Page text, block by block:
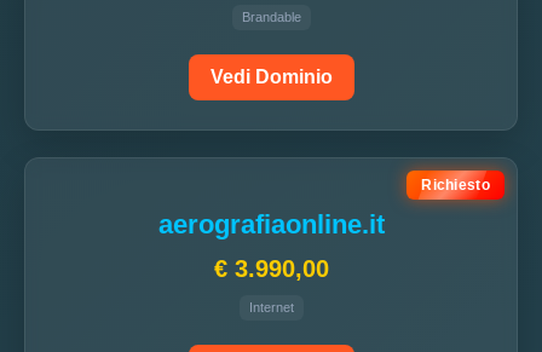
Brandable
Vedi Dominio
Richiesto
aerografiaonline.it
€ 3.990,00
Internet